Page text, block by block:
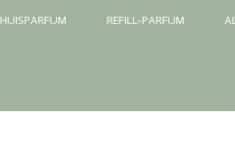
HUISPARFUM REFILL-PARFUM